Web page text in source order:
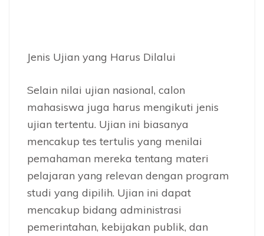
Jenis Ujian yang Harus Dilalui
Selain nilai ujian nasional, calon
mahasiswa juga harus mengikuti jenis
ujian tertentu. Ujian ini biasanya
mencakup tes tertulis yang menilai
pemahaman mereka tentang materi
pelajaran yang relevan dengan program
studi yang dipilih. Ujian ini dapat
mencakup bidang administrasi
pemerintahan, kebijakan publik, dan